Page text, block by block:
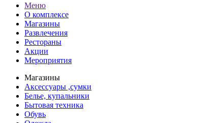
Меню
О комплексе
Магазины
Развлечения
Рестораны
Акции
Мероприятия
Магазины
Аксессуары ,сумки
Белье, купальники
Бытовая техника
Обувь